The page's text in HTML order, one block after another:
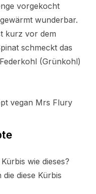
vorgekocht
wunderbar.
kurz vor dem
schmeckt das
(Grünkohl)
wie dieses?
diese Kürbis